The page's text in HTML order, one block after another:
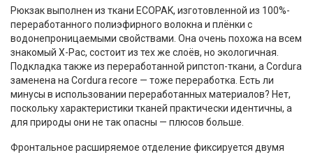
Рюкзак выполнен из ткани ECOPAK, изготовленной из 100%-
переработанного полиэфирного волокна и плёнки с
водонепроницаемыми свойствами. Она очень похожа на всем
знакомый X-Pac, состоит из тех же слоёв, но экологичная.
Подкладка также из переработанной рипстоп-ткани, а Cordura
заменена на Cordura recore — тоже переработка. Есть ли
минусы в использовании переработанных материалов? Нет,
поскольку характеристики тканей практически идентичны, а
для природы они не так опасны — плюсов больше.
Фронтальное расширяемое отделение фиксируется двумя